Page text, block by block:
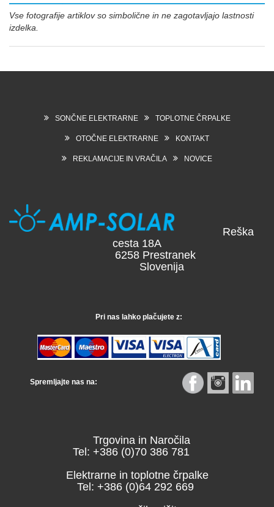
Vse fotografije artiklov so simbolične in ne zagotavljajo lastnosti
izdelka.
SONČNE ELEKTRARNE TOPLOTNE ČRPALKE
OTOČNE ELEKTRARNE KONTAKT
REKLAMACIJE IN VRAČILA NOVICE
Reška
cesta 18A
6258 Prestranek
Slovenija
Pri nas lahko plačujete z:
Spremljajte nas na:
Trgovina in Naročila
Tel: +386 (0)70 386 781
Elektrarne in toplotne črpalke
Tel: +386 (0)64 292 669